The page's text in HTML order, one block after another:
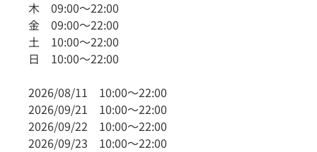
木 09:00～22:00
金 09:00～22:00
土 10:00～22:00
日 10:00～22:00
2026/08/11 10:00～22:00
2026/09/21 10:00～22:00
2026/09/22 10:00～22:00
2026/09/23 10:00～22:00